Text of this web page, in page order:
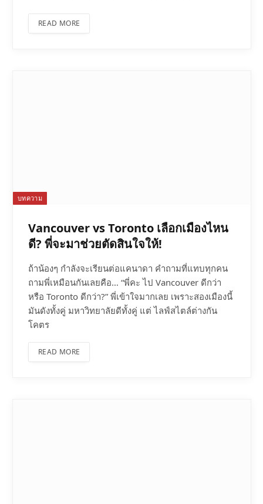
READ MORE
บทความ
Vancouver vs Toronto เลือกเมืองไหน
ดี? พี่จะมาช่วยตัดสินใจให้!
ถ้าน้องๆ กำลังจะเรียนต่อแคนาดา คำถามที่แทบทุกคน
ถามพี่เหมือนกันเลยคือ… “พี่คะ ไป Vancouver ดีกว่า
หรือ Toronto ดีกว่า?” พี่เข้าใจมากเลย เพราะสองเมืองนี้
มันดังทั้งคู่ มหาวิทยาลัยดีทั้งคู่ แต่ ไลฟ์สไตล์ต่างกัน
โคตร
READ MORE